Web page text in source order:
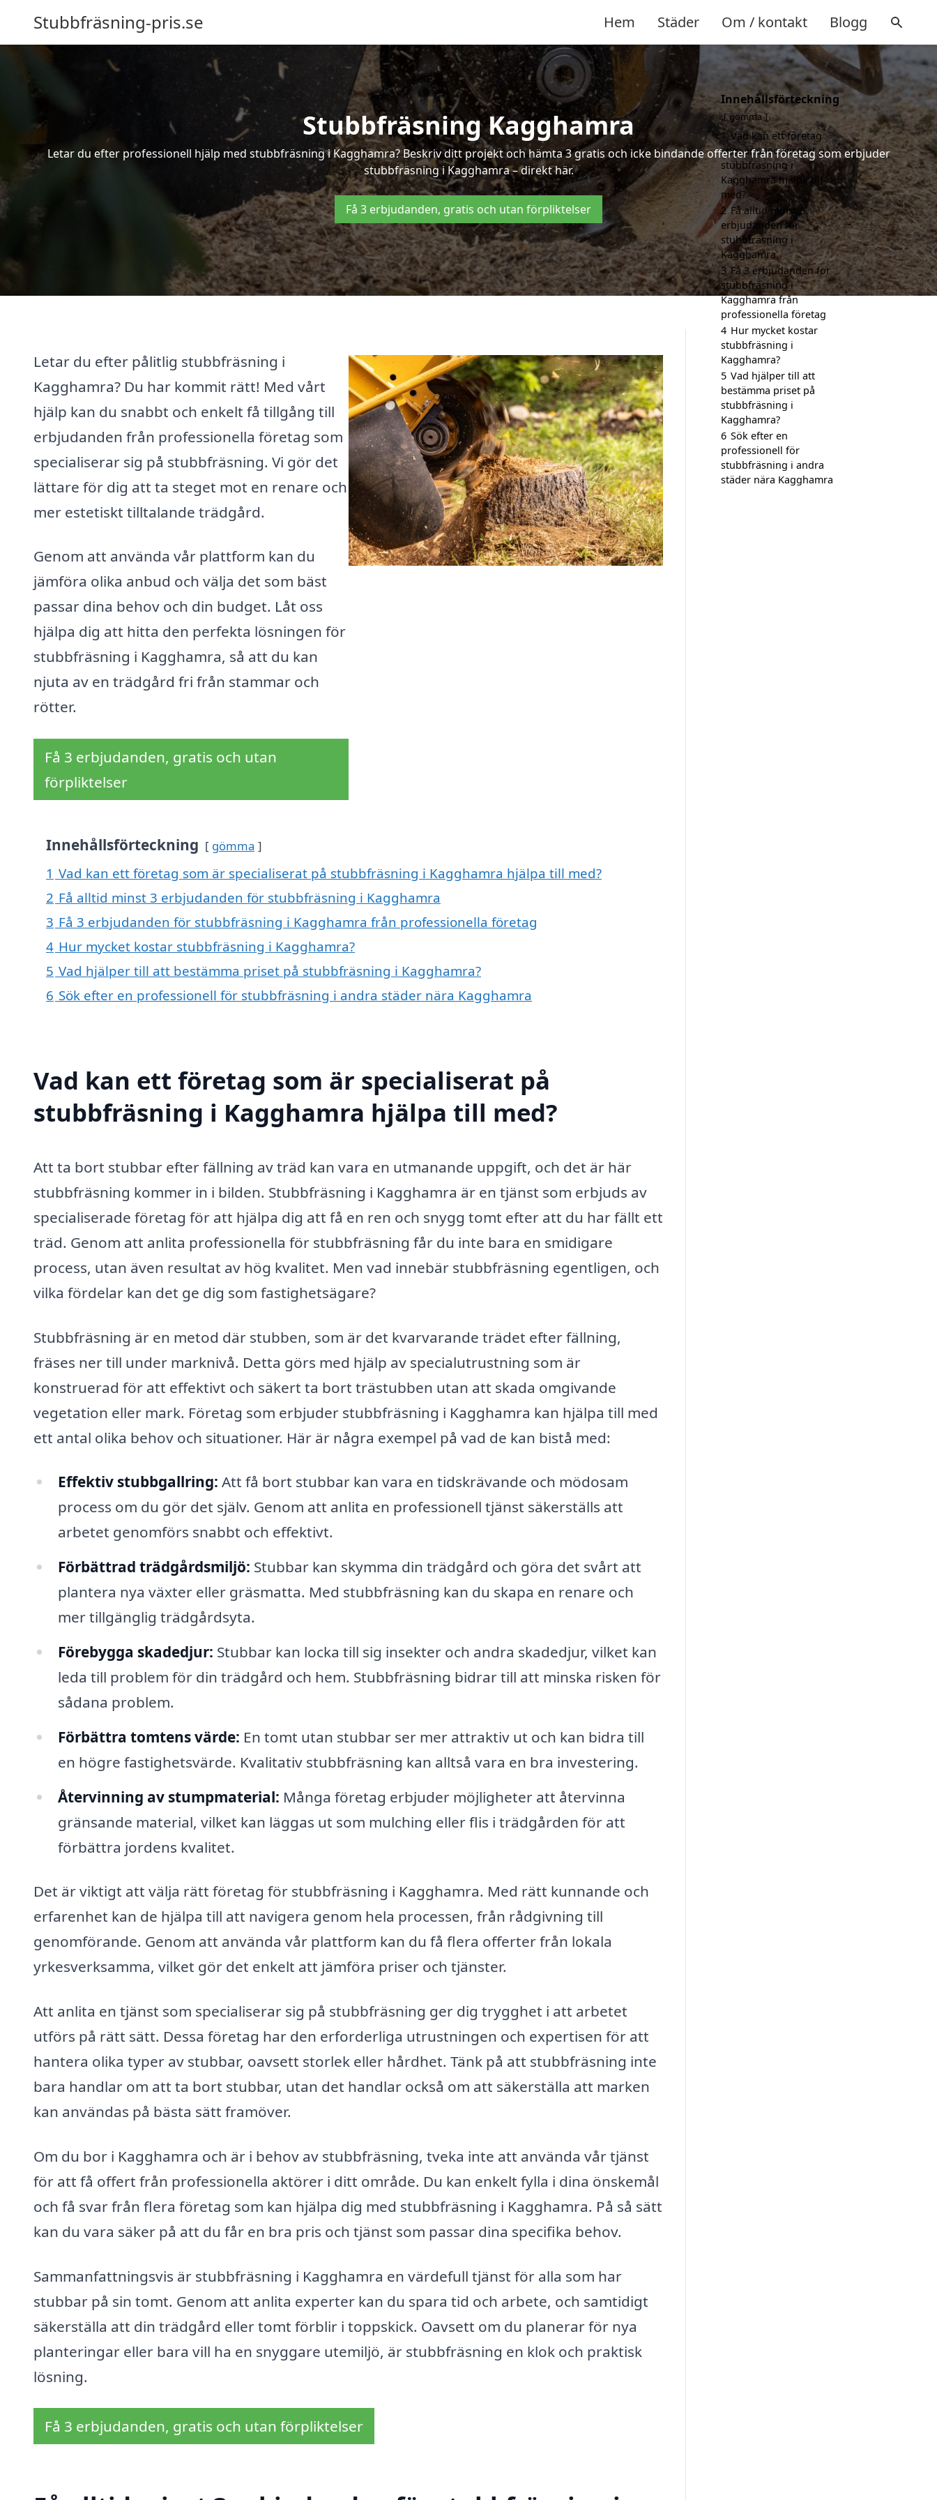
Stubbfräsning-pris.se Hem Städer Om / kontakt Blogg
Stubbfräsning Kagghamra
Letar du efter professionell hjälp med stubbfräsning i Kagghamra? Beskriv ditt projekt och hämta 3 gratis och icke bindande offerter från företag som erbjuder
stubbfräsning i Kagghamra – direkt här.
Få 3 erbjudanden, gratis och utan förpliktelser
Letar du efter pålitlig stubbfräsning i
Kagghamra? Du har kommit rätt! Med vårt
hjälp kan du snabbt och enkelt få tillgång till
erbjudanden från professionella företag som
specialiserar sig på stubbfräsning. Vi gör det
lättare för dig att ta steget mot en renare och
mer estetiskt tilltalande trädgård.
Genom att använda vår plattform kan du
jämföra olika anbud och välja det som bäst
passar dina behov och din budget. Låt oss
hjälpa dig att hitta den perfekta lösningen för
stubbfräsning i Kagghamra, så att du kan
njuta av en trädgård fri från stammar och
rötter.
Få 3 erbjudanden, gratis och utan
förpliktelser
Innehållsförteckning gömma
1 Vad kan ett företag som är specialiserat på stubbfräsning i Kagghamra hjälpa till med?
2 Få alltid minst 3 erbjudanden för stubbfräsning i Kagghamra
3 Få 3 erbjudanden för stubbfräsning i Kagghamra från professionella företag
4 Hur mycket kostar stubbfräsning i Kagghamra?
5 Vad hjälper till att bestämma priset på stubbfräsning i Kagghamra?
6 Sök efter en professionell för stubbfräsning i andra städer nära Kagghamra
Vad kan ett företag som är specialiserat på
stubbfräsning i Kagghamra hjälpa till med?
Att ta bort stubbar efter fällning av träd kan vara en utmanande uppgift, och det är här
stubbfräsning kommer in i bilden. Stubbfräsning i Kagghamra är en tjänst som erbjuds av
specialiserade företag för att hjälpa dig att få en ren och snygg tomt efter att du har fällt ett
träd. Genom att anlita professionella för stubbfräsning får du inte bara en smidigare
process, utan även resultat av hög kvalitet. Men vad innebär stubbfräsning egentligen, och
vilka fördelar kan det ge dig som fastighetsägare?
Stubbfräsning är en metod där stubben, som är det kvarvarande trädet efter fällning,
fräses ner till under marknivå. Detta görs med hjälp av specialutrustning som är
konstruerad för att effektivt och säkert ta bort trästubben utan att skada omgivande
vegetation eller mark. Företag som erbjuder stubbfräsning i Kagghamra kan hjälpa till med
ett antal olika behov och situationer. Här är några exempel på vad de kan bistå med:
Effektiv stubbgallring: Att få bort stubbar kan vara en tidskrävande och mödosam
process om du gör det själv. Genom att anlita en professionell tjänst säkerställs att
arbetet genomförs snabbt och effektivt.
Förbättrad trädgårdsmiljö: Stubbar kan skymma din trädgård och göra det svårt att
plantera nya växter eller gräsmatta. Med stubbfräsning kan du skapa en renare och
mer tillgänglig trädgårdsyta.
Förebygga skadedjur: Stubbar kan locka till sig insekter och andra skadedjur, vilket kan
leda till problem för din trädgård och hem. Stubbfräsning bidrar till att minska risken för
sådana problem.
Förbättra tomtens värde: En tomt utan stubbar ser mer attraktiv ut och kan bidra till
en högre fastighetsvärde. Kvalitativ stubbfräsning kan alltså vara en bra investering.
Återvinning av stumpmaterial: Många företag erbjuder möjligheter att återvinna
gränsande material, vilket kan läggas ut som mulching eller flis i trädgården för att
förbättra jordens kvalitet.
Det är viktigt att välja rätt företag för stubbfräsning i Kagghamra. Med rätt kunnande och
erfarenhet kan de hjälpa till att navigera genom hela processen, från rådgivning till
genomförande. Genom att använda vår plattform kan du få flera offerter från lokala
yrkesverksamma, vilket gör det enkelt att jämföra priser och tjänster.
Att anlita en tjänst som specialiserar sig på stubbfräsning ger dig trygghet i att arbetet
utförs på rätt sätt. Dessa företag har den erforderliga utrustningen och expertisen för att
hantera olika typer av stubbar, oavsett storlek eller hårdhet. Tänk på att stubbfräsning inte
bara handlar om att ta bort stubbar, utan det handlar också om att säkerställa att marken
kan användas på bästa sätt framöver.
Om du bor i Kagghamra och är i behov av stubbfräsning, tveka inte att använda vår tjänst
för att få offert från professionella aktörer i ditt område. Du kan enkelt fylla i dina önskemål
och få svar från flera företag som kan hjälpa dig med stubbfräsning i Kagghamra. På så sätt
kan du vara säker på att du får en bra pris och tjänst som passar dina specifika behov.
Sammanfattningsvis är stubbfräsning i Kagghamra en värdefull tjänst för alla som har
stubbar på sin tomt. Genom att anlita experter kan du spara tid och arbete, och samtidigt
säkerställa att din trädgård eller tomt förblir i toppskick. Oavsett om du planerar för nya
planteringar eller bara vill ha en snyggare utemiljö, är stubbfräsning en klok och praktisk
lösning.
Få 3 erbjudanden, gratis och utan förpliktelser
Innehållsförteckning
gömma
1 Vad kan ett företag
som är specialiserat på
stubbfräsning i
Kagghamra hjälpa till
med?
2 Få alltid minst 3
erbjudanden för
stubbfräsning i
Kagghamra
3 Få 3 erbjudanden för
stubbfräsning i
Kagghamra från
professionella företag
4 Hur mycket kostar
stubbfräsning i
Kagghamra?
5 Vad hjälper till att
bestämma priset på
stubbfräsning i
Kagghamra?
6 Sök efter en
professionell för
stubbfräsning i andra
städer nära Kagghamra